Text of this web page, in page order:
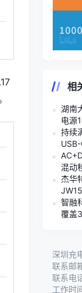
相
湖南
电源
持续
混动
杰华
智融
覆盖
深圳充
联系邮
联系电
工作时